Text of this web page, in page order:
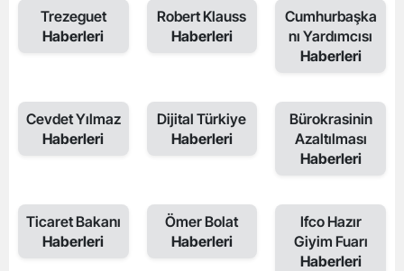
Trezeguet
Haberleri
Robert Klauss
Haberleri
Cumhurbaşka
nı Yardımcısı
Haberleri
Cevdet Yılmaz
Haberleri
Dijital Türkiye
Haberleri
Bürokrasinin
Azaltılması
Haberleri
Ticaret Bakanı
Haberleri
Ömer Bolat
Haberleri
Ifco Hazır
Giyim Fuarı
Haberleri